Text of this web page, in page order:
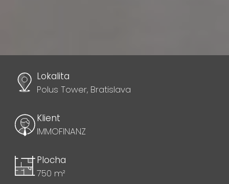
Lokalita
Polus Tower, Bratislava
Klient
IMMOFINANZ
Plocha
750 m²